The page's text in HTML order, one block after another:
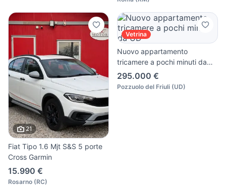
21
Fiat Tipo 1.6 Mjt S&S 5 porte
Cross Garmin
15.990 €
Rosarno (RC)
Vetrina
Nuovo appartamento
tricamere a pochi minuti da
UD
295.000 €
Pozzuolo del Friuli (UD)